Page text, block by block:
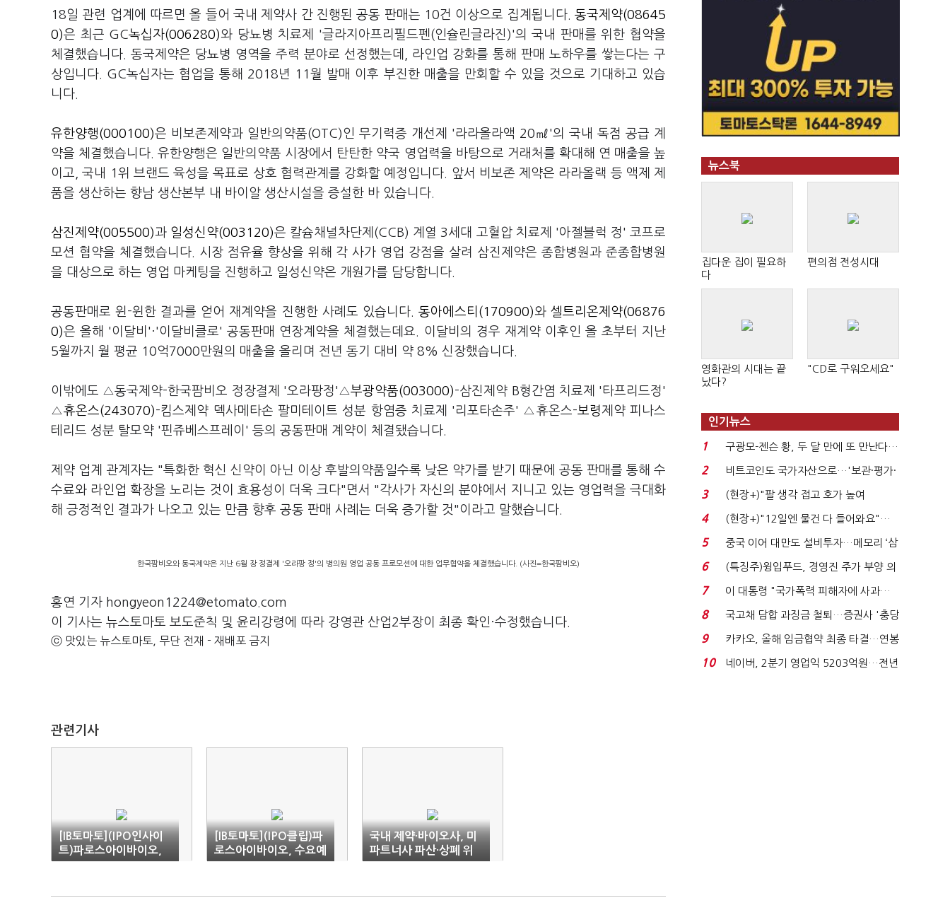
18일 관련 업계에 따르면 올 들어 국내 제약사 간 진행된 공동 판매는 10건 이상으로 집계됩니다. 동국제약(08645
0)은 최근 GC녹십자(006280)와 당뇨병 치료제 '글라지아프리필드펜(인슐린글라진)'의 국내 판매를 위한 협약을
체결했습니다. 동국제약은 당뇨병 영역을 주력 분야로 선정했는데, 라인업 강화를 통해 판매 노하우를 쌓는다는 구
상입니다. GC녹십자는 협업을 통해 2018년 11월 발매 이후 부진한 매출을 만회할 수 있을 것으로 기대하고 있습
니다.
유한양행(000100)은 비보존제약과 일반의약품(OTC)인 무기력증 개선제 '라라올라액 20㎖'의 국내 독점 공급 계
약을 체결했습니다. 유한양행은 일반의약품 시장에서 탄탄한 약국 영업력을 바탕으로 거래처를 확대해 연 매출을 높
이고, 국내 1위 브랜드 육성을 목표로 상호 협력관계를 강화할 예정입니다. 앞서 비보존 제약은 라라올랙 등 액제 제
품을 생산하는 향남 생산본부 내 바이알 생산시설을 증설한 바 있습니다.
삼진제약(005500)과 일성신약(003120)은 칼슘채널차단제(CCB) 계열 3세대 고혈압 치료제 '아젤블럭 정' 코프로
모션 협약을 체결했습니다. 시장 점유율 향상을 위해 각 사가 영업 강점을 살려 삼진제약은 종합병원과 준종합병원
을 대상으로 하는 영업 마케팅을 진행하고 일성신약은 개원가를 담당합니다.
공동판매로 윈-윈한 결과를 얻어 재계약을 진행한 사례도 있습니다. 동아에스티(170900)와셀트리온제약(06876
0)은 올해 '이달비'·'이달비클로' 공동판매 연장계약을 체결했는데요. 이달비의 경우 재계약 이후인 올 초부터 지난
5월까지 월 평균 10억7000만원의 매출을 올리며 전년 동기 대비 약 8% 신장했습니다.
이밖에도 △동국제약-한국팜비오 정장결제 '오라팡정'△부광약품(003000)-삼진제약 B형간염 치료제 '타프리드정'
△휴온스(243070)-킴스제약 덱사메타손 팔미테이트 성분 항염증 치료제 '리포타손주' △휴온스-보령제약 피나스
테리드 성분 탈모약 '핀쥬베스프레이' 등의 공동판매 계약이 체결됐습니다.
제약 업계 관계자는 "특화한 혁신 신약이 아닌 이상 후발의약품일수록 낮은 약가를 받기 때문에 공동 판매를 통해 수
수료와 라인업 확장을 노리는 것이 효용성이 더욱 크다"면서 "각사가 자신의 분야에서 지니고 있는 영업력을 극대화
해 긍정적인 결과가 나오고 있는 만큼 향후 공동 판매 사례는 더욱 증가할 것"이라고 말했습니다.
한국팜비오와 동국제약은 지난 6월 장 정결제 '오라팡 정'의 병의원 영업 공동 프로모션에 대한 업무협약을 체결했습니다. (사진=한국팜비오)
홍연 기자 hongyeon1224@etomato.com
이 기사는 뉴스토마토 보도준칙 및 윤리강령에 따라 강영관 산업2부장이 최종 확인·수정했습니다.
ⓒ 맛있는 뉴스토마토, 무단 전재 - 재배포 금지
관련기사
[IB토마토](IPO인사이
트)파로스아이바이오,
AI신약개발 기술 내세워
[IB토마토](IPO클립)파
로스아이바이오, 수요예
측 양극화…공모가 밴드
국내 제약·바이오사, 미
파트너사 파산·상폐 위
기에 속앓이
뉴스북
집다운 집이 필요하
다
편의점 전성시대
영화관의 시대는 끝
났다?
"CD로 구워오세요"
인기뉴스
1
구광모-젠슨 황, 두 달 만에 또 만난다…
로봇·AI 등 논...
2
비트코인도 국가자산으로…'보관·평가·
처분' 기준은 ...
3
(현장+)"팔 생각 접고 호가 높여
요"…'덜 똘똘한 한 채' 20...
4
(현장+)"12일엔 물건 다 들어와요"…
빈 매대 채우며 문 연 ...
5
중국 이어 대만도 설비투자…메모리 ‘삼
국전쟁’
6
(특징주)윙입푸드, 경영진 주가 부양 의
지에 상한가...
7
이 대통령 "국가폭력 피해자에 사과…
적극적 조사로 진...
8
국고채 담합 과징금 철퇴…증권사 '충당
금 폭탄' 우려...
9
카카오, 올해 임금협약 최종 타결…연봉
6.3% 인상·격려...
10
네이버, 2분기 영업익 5203억원…전년